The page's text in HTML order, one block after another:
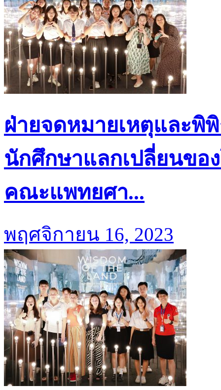
ฝ่ายจดหมายเหตุและ
นักศึกษาแลกเปลี่ยนขอ
คณะแพทยศา...
พฤศจิกายน 16, 2023